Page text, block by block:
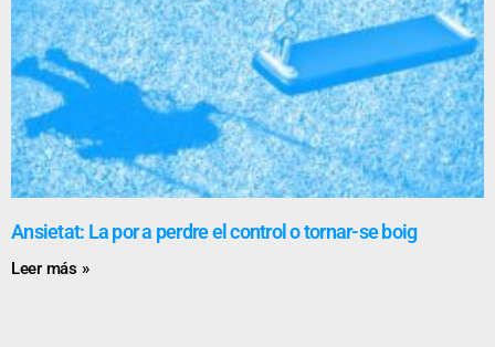
Ansietat: La por a perdre el control o tornar-se boig
Leer más »